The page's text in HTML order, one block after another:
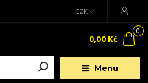
Menu
CZK
0
0,00 Kč